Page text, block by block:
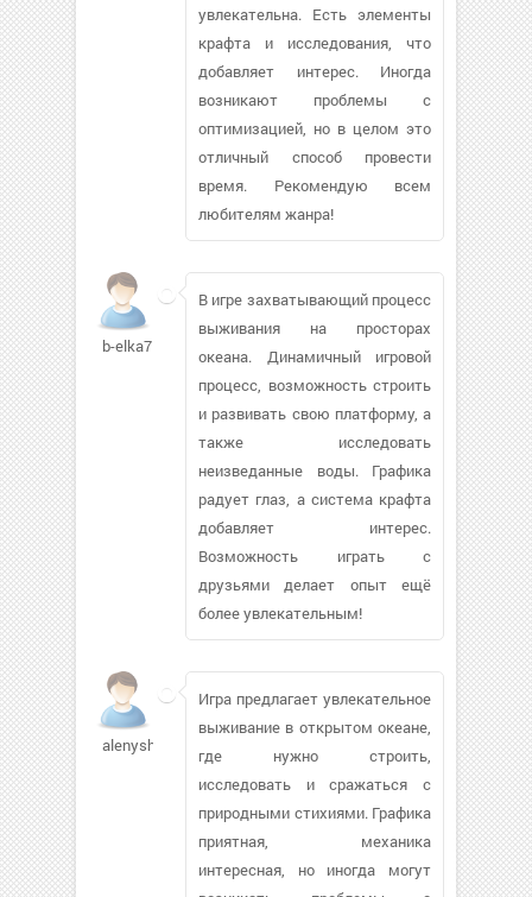
увлекательна. Есть элементы
крафта и исследования, что
добавляет интерес. Иногда
возникают проблемы с
оптимизацией, но в целом это
отличный способ провести
время. Рекомендую всем
любителям жанра!
b-elka7
В игре захватывающий процесс
выживания на просторах
океана. Динамичный игровой
процесс, возможность строить
и развивать свою платформу, а
также исследовать
неизведанные воды. Графика
радует глаз, а система крафта
добавляет интерес.
Возможность играть с
друзьями делает опыт ещё
более увлекательным!
alenysh98199
Игра предлагает увлекательное
выживание в открытом океане,
где нужно строить,
исследовать и сражаться с
природными стихиями. Графика
приятная, механика
интересная, но иногда могут